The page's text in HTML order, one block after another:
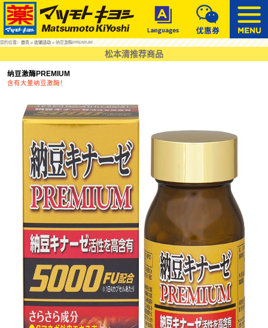
您的位置：首页»店铺活动» 纳豆激酶PREMIUM
松本清推荐商品
纳豆激酶PREMIUM
含有大量纳豆激酶！